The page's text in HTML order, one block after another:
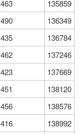
463
135859
490
136349
435
136784
462
137246
423
137669
451
138120
456
138576
416
138992